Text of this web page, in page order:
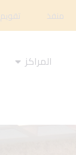
منفذ تقويم
المراكز